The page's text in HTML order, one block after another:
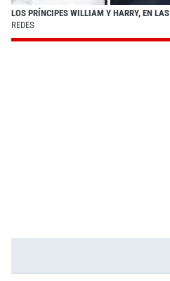
LOS PRÍNCIPES WILLIAM Y HARRY, EN
REDES